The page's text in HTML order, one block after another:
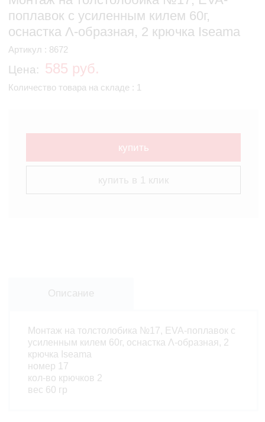
поплавок с усиленным килем 60г,
оснастка Λ-образная, 2 крючка Iseama
Артикул : 8672
Цена: 585 руб.
Количество товара на складе : 1
купить
купить в 1 клик
Описание
Монтаж на толстолобика №17, EVA-поплавок с
усиленным килем 60г, оснастка Λ-образная, 2
крючка Iseama
номер 17
кол-во крючков 2
вес 60 гр